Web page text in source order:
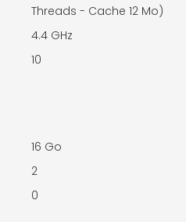
Threads - Cache 12 Mo)
4.4 GHz
10
16 Go
2
0